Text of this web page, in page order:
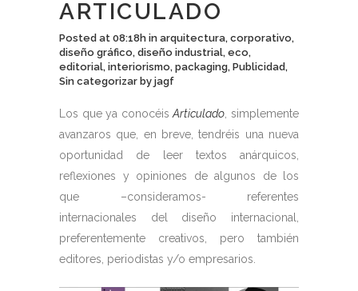
ARTICULADO
Posted at 08:18h in arquitectura, corporativo,
diseño gráfico, diseño industrial, eco,
editorial, interiorismo, packaging, Publicidad,
Sin categorizar by jagf
Los que ya conocéisArticulado , simplemente
avanzaros que, en breve, tendréis una nueva
oportunidad de leer textos anárquicos,
reflexiones y opiniones de algunos de los
que –consideramos- referentes
internacionales del diseño internacional,
preferentemente creativos, pero también
editores, periodistas y/o empresarios.